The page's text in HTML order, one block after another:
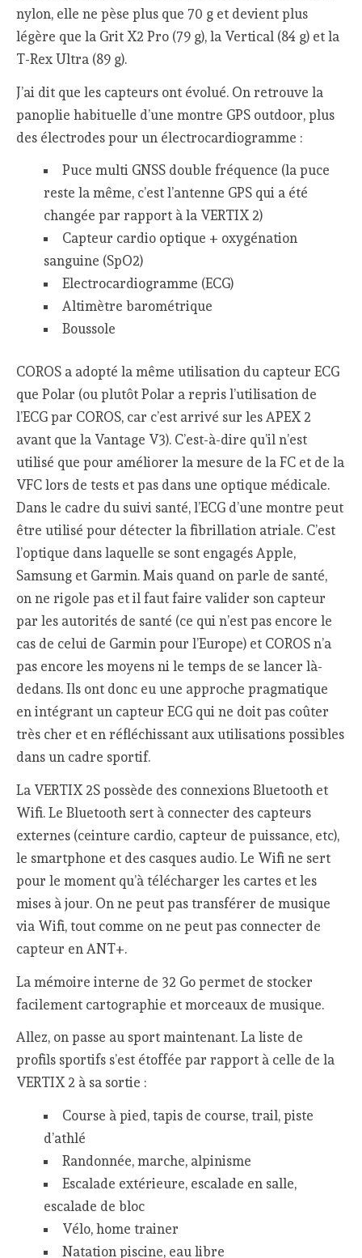
nylon, elle ne pèse plus que 70 g et devient plus
légère que la Grit X2 Pro (79 g), la Vertical (84 g) et la
T-Rex Ultra (89 g).
J’ai dit que les capteurs ont évolué. On retrouve la
panoplie habituelle d’une montre GPS outdoor, plus
des électrodes pour un électrocardiogramme :
Puce multi GNSS double fréquence (la puce
reste la même, c’est l’antenne GPS qui a été
changée par rapport à la VERTIX 2)
Capteur cardio optique + oxygénation
sanguine (SpO2)
Electrocardiogramme (ECG)
Altimètre barométrique
Boussole
COROS a adopté la même utilisation du capteur ECG
que Polar (ou plutôt Polar a repris l’utilisation de
l’ECG par COROS, car c’est arrivé sur les APEX 2
avant que la Vantage V3). C’est-à-dire qu’il n’est
utilisé que pour améliorer la mesure de la FC et de la
VFC lors de tests et pas dans une optique médicale.
Dans le cadre du suivi santé, l’ECG d’une montre peut
être utilisé pour détecter la fibrillation atriale. C’est
l’optique dans laquelle se sont engagés Apple,
Samsung et Garmin. Mais quand on parle de santé,
on ne rigole pas et il faut faire valider son capteur
par les autorités de santé (ce qui n’est pas encore le
cas de celui de Garmin pour l’Europe) et COROS n’a
pas encore les moyens ni le temps de se lancer là-
dedans. Ils ont donc eu une approche pragmatique
en intégrant un capteur ECG qui ne doit pas coûter
très cher et en réfléchissant aux utilisations possibles
dans un cadre sportif.
La VERTIX 2S possède des connexions Bluetooth et
Wifi. Le Bluetooth sert à connecter des capteurs
externes (ceinture cardio, capteur de puissance, etc),
le smartphone et des casques audio. Le Wifi ne sert
pour le moment qu’à télécharger les cartes et les
mises à jour. On ne peut pas transférer de musique
via Wifi, tout comme on ne peut pas connecter de
capteur en ANT+.
La mémoire interne de 32 Go permet de stocker
facilement cartographie et morceaux de musique.
Allez, on passe au sport maintenant. La liste de
profils sportifs s’est étoffée par rapport à celle de la
VERTIX 2 à sa sortie :
Course à pied, tapis de course, trail, piste
d’athlé
Randonnée, marche, alpinisme
Escalade extérieure, escalade en salle,
escalade de bloc
Vélo, home trainer
Natation piscine, eau libre